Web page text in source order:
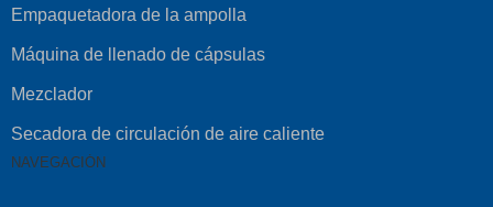
Empaquetadora de la ampolla
Máquina de llenado de cápsulas
Mezclador
Secadora de circulación de aire caliente
NAVEGACIÓN